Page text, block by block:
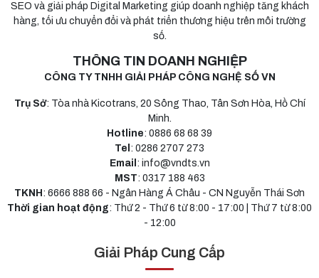
SEO và giải pháp Digital Marketing giúp doanh nghiệp tăng khách
hàng, tối ưu chuyển đổi và phát triển thương hiệu trên môi trường
số.
THÔNG TIN DOANH NGHIỆP
CÔNG TY TNHH GIẢI PHÁP CÔNG NGHỆ SỐ VN
Trụ Sở: Tòa nhà Kicotrans, 20 Sông Thao, Tân Sơn Hòa, Hồ Chí
Minh.
Hotline: 0886 68 68 39
Tel : 0286 2707 273
Email : info@vndts.vn
MST: 0317 188 463
TKNH : 6666 888 66 - Ngân Hàng Á Châu - CN Nguyễn Thái Sơn
Thời gian hoạt động: Thứ 2 - Thứ 6 từ 8:00 - 17:00 | Thứ 7 từ 8:00
- 12:00
Giải Pháp Cung Cấp